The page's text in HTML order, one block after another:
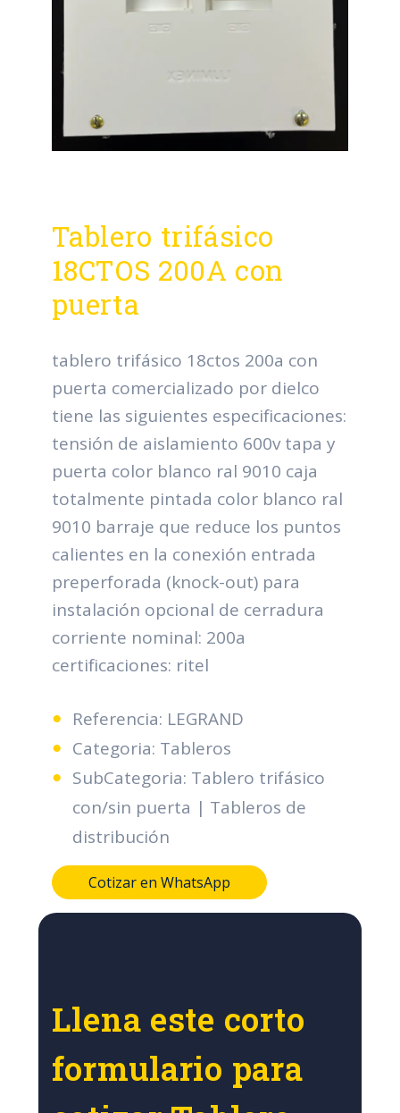
Tablero trifásico
18CTOS 200A con
puerta
tablero trifásico 18ctos 200a con
puerta comercializado por dielco
tiene las siguientes especificaciones:
tensión de aislamiento 600v tapa y
puerta color blanco ral 9010 caja
totalmente pintada color blanco ral
9010 barraje que reduce los puntos
calientes en la conexión entrada
preperforada (knock-out) para
instalación opcional de cerradura
corriente nominal: 200a
certificaciones: ritel
Referencia: LEGRAND
Categoria: Tableros
SubCategoria: Tablero trifásico
con/sin puerta | Tableros de
distribución
Cotizar en WhatsApp
Llena este corto
formulario para